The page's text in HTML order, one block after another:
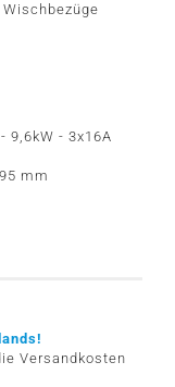
9,6kW - 3x16A
mm
Versandkosten